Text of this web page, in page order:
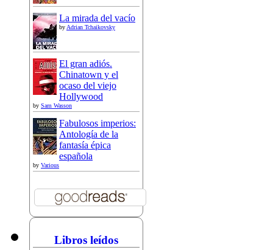
La mirada del vacío
byAdrian Tchaikovsky
El gran adiós.
Chinatown y el
ocaso del viejo
Hollywood
by Sam Wasson
Fabulosos imperios:
Antología de la
fantasía épica
española
by Various
Libros leídos